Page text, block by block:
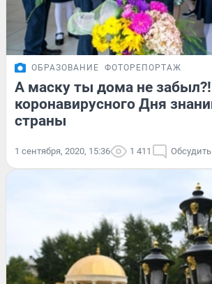
ОБРАЗОВАНИЕ ФОТОРЕПОРТАЖ
А маску ты дома не
коронавирусного Дня
страны
1 сентября, 2020, 15:36 1 411 Обсудить